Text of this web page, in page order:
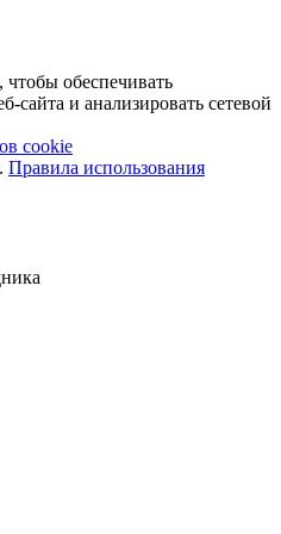
обеспечивать
сайта и анализировать сетевой
cookie
Правила использования